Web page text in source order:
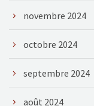
novembre 2024
octobre 2024
septembre 2024
août 2024